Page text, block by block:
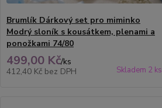
Brumlík Dárkový set pro miminko
Modrý sloník s kousátkem, plenami a
ponožkami 74/80
499,00 Kč/ks
412,40 Kč bez DPH Skladem 2 ks